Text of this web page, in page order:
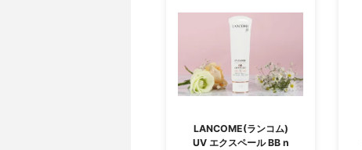
LANCOME(ランコム)
UV エクスペール BB n